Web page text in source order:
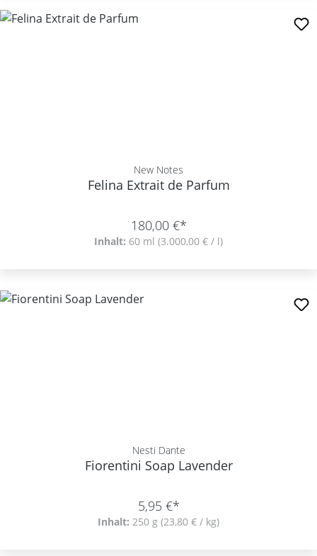
New Notes
Felina Extrait de Parfum
180,00 €*
Inhalt: 60 ml (3.000,00 € / l)
Nesti Dante
Fiorentini Soap Lavender
5,95 €*
Inhalt: 250 g (23,80 € / kg)